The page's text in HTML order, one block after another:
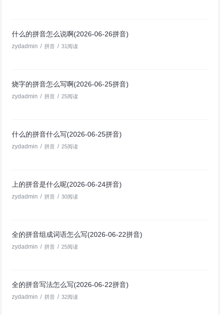
什么的拼音怎么说啊(2026-06-26拼音)
zydadmin / 拼音 / 31阅读
烧字的拼音怎么写啊(2026-06-25拼音)
zydadmin / 拼音 / 25阅读
什么的拼音什么写(2026-06-25拼音)
zydadmin / 拼音 / 25阅读
上的拼音是什么呢(2026-06-24拼音)
zydadmin / 拼音 / 30阅读
全的拼音组成词语怎么写(2026-06-22拼音)
zydadmin / 拼音 / 25阅读
全的拼音写法怎么写(2026-06-22拼音)
zydadmin / 拼音 / 32阅读